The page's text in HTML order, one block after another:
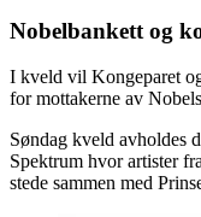
Nobelbankett og
I kveld vil Kongeparet
for mottakerne av
Søndag kveld avholdes
Spektrum hvor artister
stede sammen med